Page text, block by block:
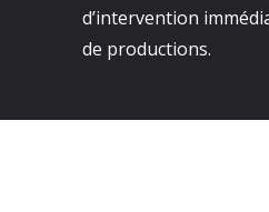
d’intervention
de productions.